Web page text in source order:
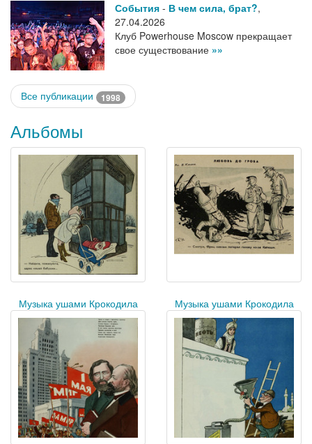
События - В чем сила, брат?,
27.04.2026
Клуб Powerhouse Moscow прекращает
свое существование »»
Все публикации 1998
Альбомы
Музыка ушами Крокодила Музыка ушами Крокодила